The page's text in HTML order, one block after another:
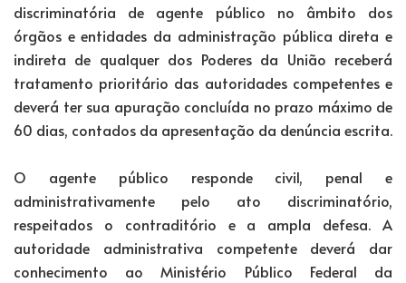
discriminatória de agente público no âmbito dos
órgãos e entidades da administração pública direta e
indireta de qualquer dos Poderes da União receberá
tratamento prioritário das autoridades competentes e
deverá ter sua apuração concluída no prazo máximo de
60 dias, contados da apresentação da denúncia escrita.
O agente público responde civil, penal e
administrativamente pelo ato discriminatório,
respeitados o contraditório e a ampla defesa. A
autoridade administrativa competente deverá dar
conhecimento ao Ministério Público Federal da